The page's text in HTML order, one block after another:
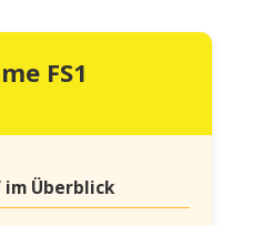
FS1
Überblick